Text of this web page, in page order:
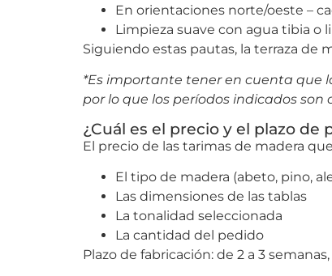
En orientaciones norte/oeste –
Limpieza suave con agua tibia
Siguiendo estas pautas, la terraza de
*Es importante tener en cuenta que
por lo que los períodos indicados son
¿Cuál es el precio y el plazo
El precio de las tarimas de madera
El tipo de madera (abeto, pino,
Las dimensiones de las tablas
La tonalidad seleccionada
La cantidad del pedido
Plazo de fabricación: de 2 a 3